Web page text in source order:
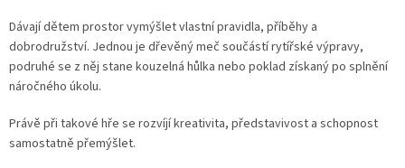
Dávají dětem prostor vymýšlet vlastní pravidla, příběhy a
dobrodružství. Jednou je dřevěný meč součástí rytířské výpravy,
podruhé se z něj stane kouzelná hůlka nebo poklad získaný po splnění
náročného úkolu.
Právě při takové hře se rozvíjí kreativita, představivost a schopnost
samostatně přemýšlet.